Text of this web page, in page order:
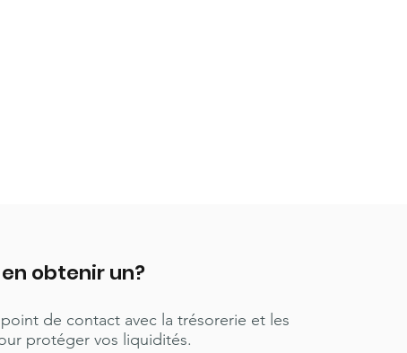
obtenir un?
de contact avec la trésorerie et les
protéger vos liquidités.